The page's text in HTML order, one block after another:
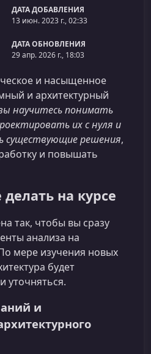
ДАТА ДОБАВЛЕНИЯ
13 июн. 2023 г., 02:33
ДАТА ОБНОВЛЕНИЯ
29 апр. 2026 г., 18:03
и насыщенное
и архитектурный
научитесь понимать
их с нуля и
существующие решения,
и повышать
на курсе
так, чтобы вы сразу
анализа на
мере изучения новых
будет
уточняться.
и